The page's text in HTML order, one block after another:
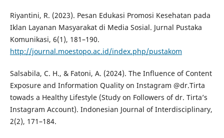
Riyantini, R. (2023). Pesan Edukasi Promosi Kesehatan pada
Iklan Layanan Masyarakat di Media Sosial. Jurnal Pustaka
Komunikasi, 6(1), 181–190.
http://journal.moestopo.ac.id/index.php/pustakom
Salsabila, C. H., & Fatoni, A. (2024). The Influence of Content
Exposure and Information Quality on Instagram @dr.Tirta
towads a Healthy Lifestyle (Study on Followers of dr. Tirta’s
Instagram Account). Indonesian Journal of Interdisciplinary,
2(2), 171–184.